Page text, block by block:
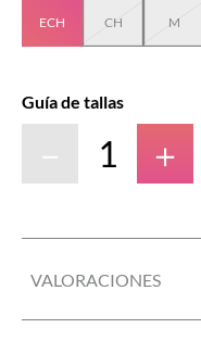
ECH CH M
Guía de tallas
＋
－
VALORACIONES